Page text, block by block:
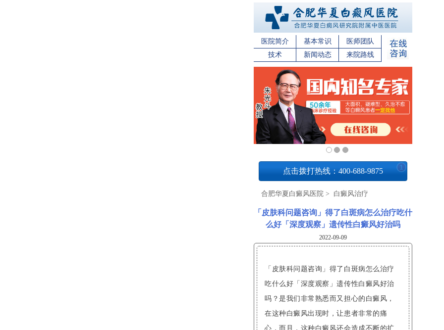
医院简介 基本常识
医师团队
技术
新闻动态 来院路线
点击拨打热线：400-688-9875 1
合肥华夏白癜风医院 > 白癜风治疗
「皮肤科问题咨询」得了白斑病怎么治疗吃什
么好「深度观察」遗传性白癜风好治吗
2022-09-09
「皮肤科问题咨询」得了白斑病怎么治疗
吃什么好「深度观察」遗传性白癜风好治
吗？是我们非常熟悉而又担心的白癜风，
在这种白癜风出现时，让患者非常的痛
心，而且，这种白癜风还会造成不断的扩